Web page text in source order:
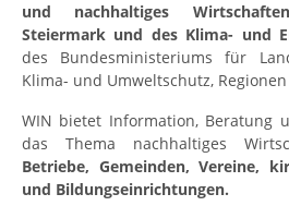
und nachhaltiges
Steiermark und des Klima- und
des Bundesministeriums für
Klima- und Umweltschutz,
WIN bietet Information, Beratung
das Thema nachhaltiges
Betriebe, Gemeinden, Vereine,
und Bildungseinrichtungen.